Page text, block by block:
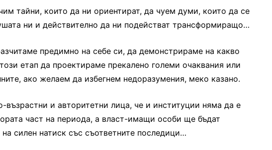
тайни, които да ни ориентират, да чуем думи, които да се
ни и действително да ни подействат трансформиращо…
предимно на себе си, да демонстрираме на какво
етап да проектираме прекалено големи очаквания или
ако желаем да избегнем недоразумения, меко казано.
възрастни и авторитетни лица, че и институции няма да е
част на периода, а власт-имащи особи ще бъдат
силен натиск със съответните последици…